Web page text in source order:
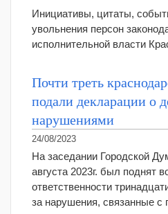
Инициативы, цитаты,
увольнения персон
исполнительной власти
Почти треть
подали декларации о
нарушениями
24/08/2023
На заседании Городской
августа 2023г. был поднят
ответственности
за нарушения, связанные с